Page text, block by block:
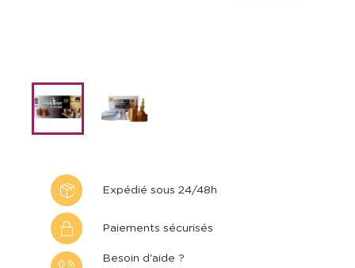
Expédié sous 24/48h
Paiements sécurisés
Besoin d'aide ?